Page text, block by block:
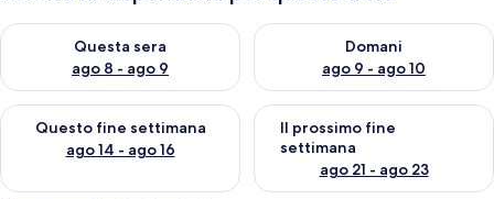
Questa sera
ago 8 - ago 9
Verifica la disponibilità per questa sera, ago 8 - ago 9
Domani
ago 9 - ago 10
Verifica la disponibilità per
Questo fine settimana
ago 14 - ago 16
Verifica la disponibilità per questo fine settimana, ago 14 -
Il prossimo fine
settimana
ago 21 - ago 23
Verifica la disponibilità per il